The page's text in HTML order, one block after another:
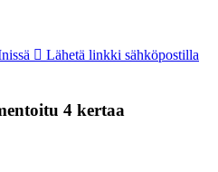
Lähetä linkki sähköpostilla
4 kertaa